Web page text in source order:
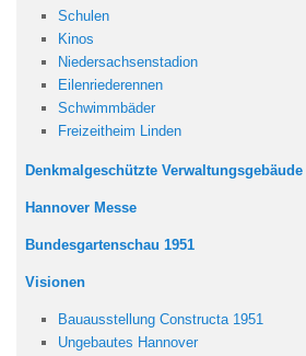
Schulen
Kinos
Niedersachsenstadion
Eilenriederennen
Schwimmbäder
Freizeitheim Linden
Denkmalgeschützte
Hannover Messe
Bundesgartenschau 1951
Visionen
Bauausstellung Constructa 1951
Ungebautes Hannover